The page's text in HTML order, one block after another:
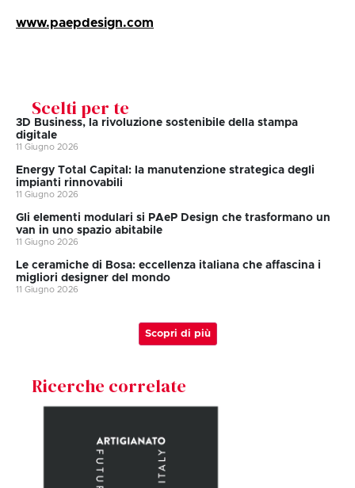
www.paepdesign.com
Scelti per te
3D Business, la rivoluzione sostenibile della stampa
digitale
11 Giugno 2026
Energy Total Capital: la manutenzione strategica degli
impianti rinnovabili
11 Giugno 2026
Gli elementi modulari si PAeP Design che trasformano un
van in uno spazio abitabile
11 Giugno 2026
Le ceramiche di Bosa: eccellenza italiana che affascina i
migliori designer del mondo
11 Giugno 2026
Scopri di più
Ricerche correlate